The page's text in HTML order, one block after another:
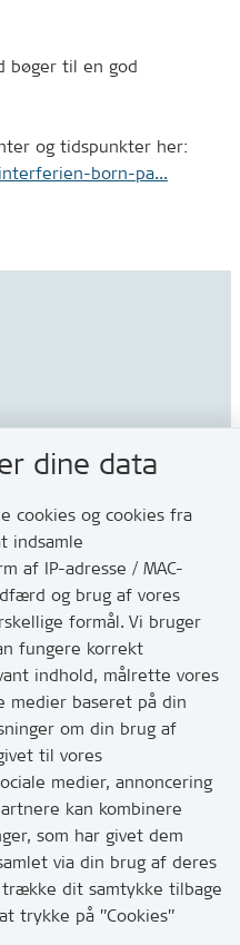
bøger til en god
og tidspunkter her:
born-pa...
med os? Se her
andet
kl. 10 og 11
dine data
cookies og cookies fra
indsamle
af IP-adresse / MAC-
og brug af vores
formål. Vi bruger
fungere korrekt
indhold, målrette vores
medier baseret på din
om din brug af
til vores
medier, annoncering
kan kombinere
som har givet dem
via din brug af deres
dit samtykke tilbage
trykke på ”Cookies”